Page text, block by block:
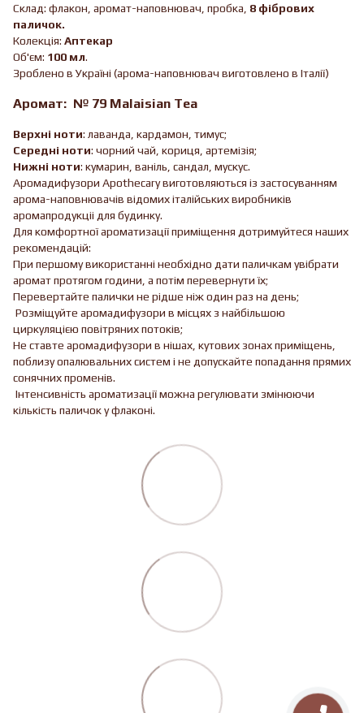
Склад: флакон, аромат-наповнювач, пробка, 8 фібрових
паличок.
Колекція: Аптекар
Об'єм: 100 мл.
Зроблено в Україні (арома-наповнювач виготовлено в Італії)
Аромат: № 79 Malaisian Tea
Верхні ноти: лаванда, кардамон, тимус;
Середні ноти: чорний чай, кориця, артемізія;
Нижні ноти: кумарин, ваніль, сандал, мускус.
Аромадифузори Apothecary виготовляються із застосуванням
арома-наповнювачів відомих італійських виробників
аромапродукціі для будинку.
Для комфортної ароматизації приміщення дотримуйтеся наших
рекомендацій:
При першому використанні необхідно дати паличкам увібрати
аромат протягом години, а потім перевернути їх;
Перевертайте палички не рідше ніж один раз на день;
Розміщуйте аромадифузори в місцях з найбільшою
циркуляцією повітряних потоків;
Не ставте аромадифузори в нішах, кутових зонах приміщень,
поблизу опалювальних систем і не допускайте попадання прямих
сонячних променів.
Інтенсивність ароматизації можна регулювати змінюючи
кількість паличок у флаконі.